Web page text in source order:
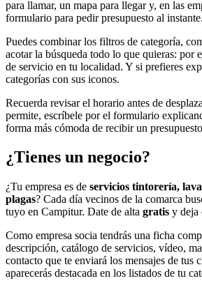
para llamar, un mapa para llegar y, en las
formulario para pedir presupuesto al instante.
Puedes combinar los filtros de categoría,
acotar la búsqueda todo lo que quieras: por
de servicio en tu localidad. Y si prefieres
categorías con sus iconos.
Recuerda revisar el horario antes de
permite, escríbele por el formulario
forma más cómoda de recibir un
¿Tienes un negocio?
¿Tu empresa es de servicios tintorería,
plagas? Cada día vecinos de la comarca
tuyo en Campitur. Date de alta gratis y deja
Como empresa socia tendrás una ficha
descripción, catálogo de servicios, vídeo,
contacto que te enviará los mensajes de tus
aparecerás destacada en los listados de tu